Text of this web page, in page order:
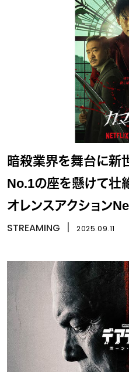
暗殺業界を舞台に新
No.1の座を懸けて
オレンスアクション
STREAMING 2025.09.11